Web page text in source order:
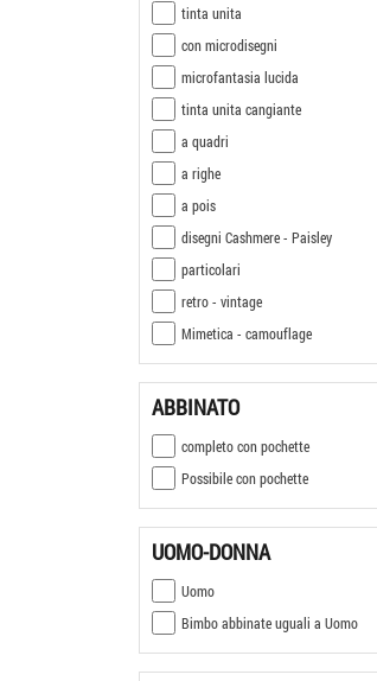
tinta unita
con microdisegni
microfantasia lucida
tinta unita cangiante
a quadri
a righe
a pois
disegni Cashmere - Paisley
particolari
retro - vintage
Mimetica - camouflage
ABBINATO
completo con pochette
Possibile con pochette
UOMO-DONNA
Uomo
Bimbo abbinate uguali a Uomo